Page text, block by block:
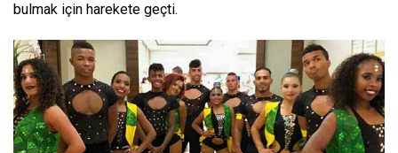
bulmak için harekete geçti.